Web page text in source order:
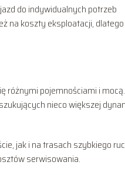
do indywidualnych potrzeb
na koszty eksploatacji, dlatego
różnymi pojemnościami i mocą.
nieco większej
jak i na trasach szybkiego
serwisowania.